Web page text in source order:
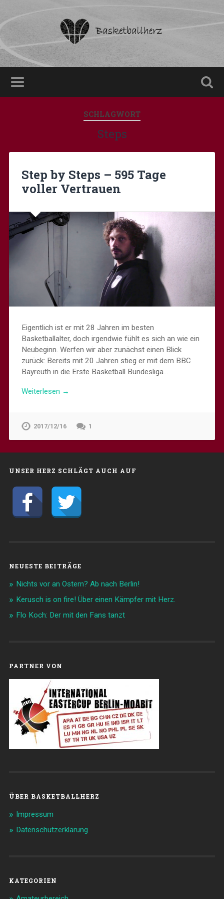
SCHLAGWORT
Steps
Step by Steps – 595 Tage
voller Vertrauen
Eigentlich ist er mit 28 Jahren im besten
Basketballalter, doch irgendwie fühlt es sich an wie ein
Neubeginn. Werfen wir aber zunächst einen Blick
zurück: Bereits mit 20 Jahren stieg er mit dem BBC
Bayreuth in die Erste Basketball Bundesliga…
Weiterlesen →
2017/12/16 1
UNSER HERZ SCHLÄGT AUCH AUF
NEUESTE BEITRÄGE
Nichts vor an Ostern? Ab nach Berlin!
Kerusch is on fire! Über einen Kämpfer mit Herz.
Flo Koch: Der mit den Fans tanzt
PARTNER VON
ÜBER BASKETBALLHERZ
Impressum
Datenschutzerklärung
KATEGORIEN